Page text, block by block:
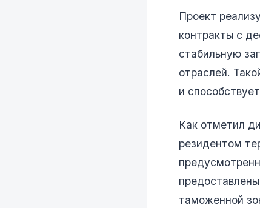
Проект
контракты с
стабильную
отраслей.
и
Как отметил
резидентом
таможенной